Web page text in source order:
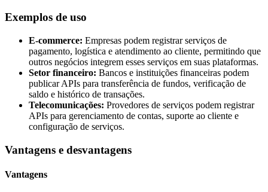
Exemplos de uso
E-commerce: Empresas podem registrar serviços de
pagamento, logística e atendimento ao cliente, permitindo que
outros negócios integrem esses serviços em suas plataformas.
Setor financeiro: Bancos e instituições financeiras podem
publicar APIs para transferência de fundos, verificação de
saldo e histórico de transações.
Telecomunicações: Provedores de serviços podem registrar
APIs para gerenciamento de contas, suporte ao cliente e
configuração de serviços.
Vantagens e desvantagens
Vantagens